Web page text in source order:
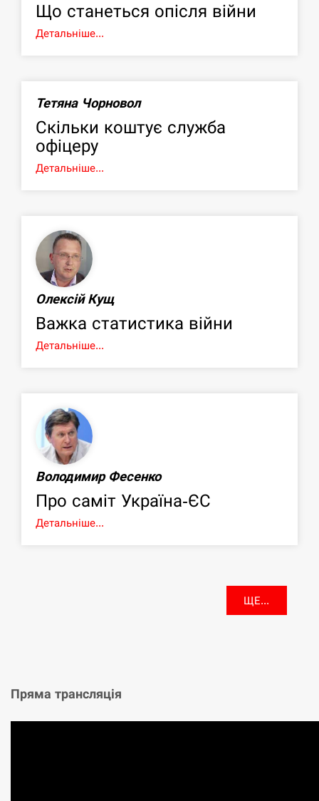
Що станеться опісля війни
Детальніше...
Тетяна Чорновол
Скільки коштує служба
офіцеру
Детальніше...
Олексій Кущ
Важка статистика війни
Детальніше...
Володимир Фесенко
Про саміт Україна-ЄС
Детальніше...
ЩЕ...
Пряма трансляція